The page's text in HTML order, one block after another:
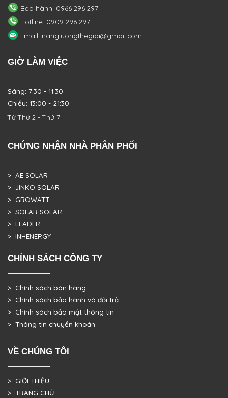
Bảo hành: 0966 296 297
Hotline: 0909 296 297
Email: nangluongthegioi@gmail.com
GIỜ LÀM VIỆC
Sáng: 7:30 - 11:30
Chiều: 13:00 - 21:30
Từ Thứ 2 - Thứ 7
CHỨNG NHẬN NHÀ PHÂN PHỐI
> AE SOLAR
> JINKO SOLAR
> GROWATT
> SOFAR SOLAR
> LEADER
> INHENERGY
CHÍNH SÁCH CÔNG TY
> Chính sách bán hàng
> Chính sách bảo hành và đổi trả
> Chính sách bảo mật thông tin
> Thông tin chuyển khoản
VỀ CHÚNG TÔI
> GIỚI THIỆU
> TRANG CHỦ